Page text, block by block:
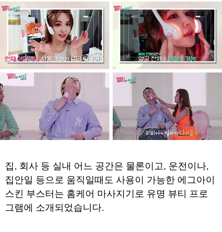
집, 회사 등 실내 어느 공간은 물론이고, 운전이나,
집안일 등으로 움직일때도 사용이 가능한 에그아이
스킨 부스터는 홈케어 마사지기로 유명 뷰티 프로
그램에 소개되었습니다.